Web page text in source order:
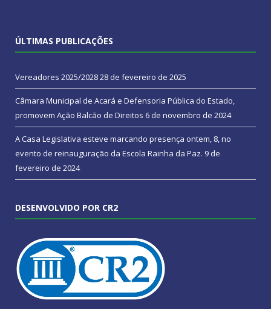
ÚLTIMAS PUBLICAÇÕES
Vereadores 2025/202828 de fevereiro de 2025
Câmara Municipal de Acará e Defensoria Pública do Estado,
promovem Ação Balcão de Direitos 6 de novembro de 2024
A Casa Legislativa esteve marcando presença ontem, 8, no
evento de reinauguração da Escola Rainha da Paz. 9 de
fevereiro de 2024
DESENVOLVIDO POR CR2